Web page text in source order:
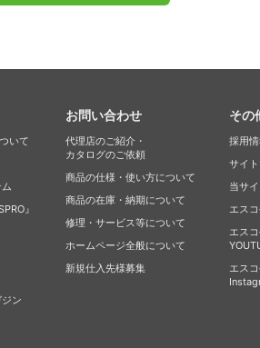
いて
』
ン
お問い合わせ
代理店のご紹介・
カタログのご依頼
商品の仕様・使い方について
商品の在庫・納期について
修理・サービス等について
ホームページ全般について
新規仕入先様募集
その
採用
サイ
当サ
エス
エス
エス